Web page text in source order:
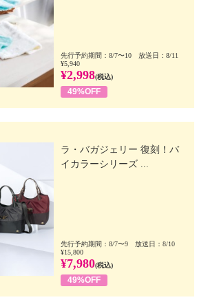
先行予約期間：8/7〜10 放送日：8/11
¥5,940
¥2,998(税込)
49%OFF
ラ・バガジェリー 復刻！バ
イカラーシリーズ ...
先行予約期間：8/7〜9 放送日：8/10
¥15,800
¥7,980(税込)
49%OFF